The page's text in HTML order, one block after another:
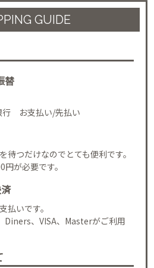
GUIDE
替
行 お支払い/先払い
待つだけなのでとても便利です。
が必要です。
払いです。
Diners、VISA、Masterがご利用